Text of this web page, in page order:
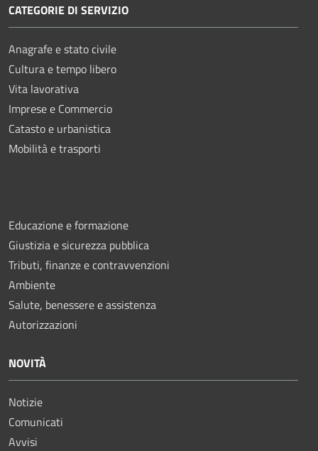
CATEGORIE DI SERVIZIO
Anagrafe e stato civile
Cultura e tempo libero
Vita lavorativa
Imprese e Commercio
Catasto e urbanistica
Mobilità e trasporti
Educazione e formazione
Giustizia e sicurezza pubblica
Tributi, finanze e contravvenzioni
Ambiente
Salute, benessere e assistenza
Autorizzazioni
NOVITÀ
Notizie
Comunicati
Avvisi